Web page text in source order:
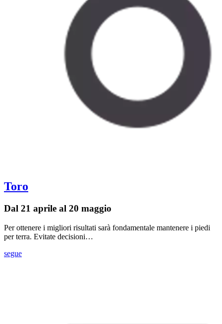
Toro
Dal 21 aprile al 20 maggio
Per ottenere i migliori risultati sarà fondamentale mantenere i piedi
per terra. Evitate decisioni…
segue